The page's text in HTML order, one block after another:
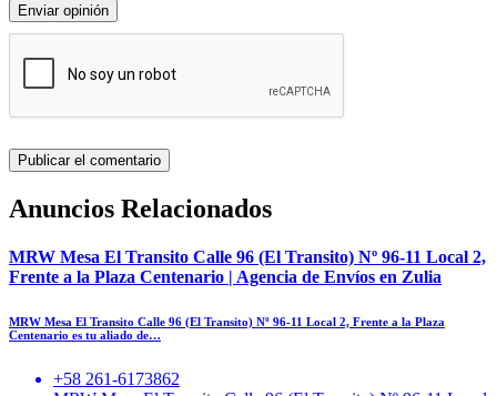
Enviar opinión
Anuncios Relacionados
MRW Mesa El Transito Calle 96 (El Transito) Nº 96-11 Local 2,
Frente a la Plaza Centenario | Agencia de Envíos en Zulia
MRW Mesa El Transito Calle 96 (El Transito) Nº 96-11 Local 2, Frente a la Plaza
Centenario es tu aliado de…
+58 261-6173862